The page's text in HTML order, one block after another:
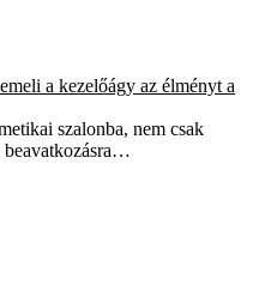
a kezelőágy az élményt a
szalonba, nem csak
beavatkozásra…